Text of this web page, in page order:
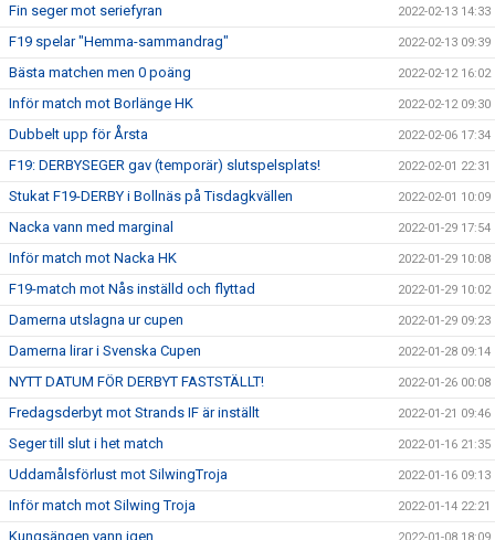
Fin seger mot seriefyran 2022-02-13 14:33
F19 spelar "Hemma-sammandrag" 2022-02-13 09:39
Bästa matchen men 0 poäng 2022-02-12 16:02
Inför match mot Borlänge HK 2022-02-12 09:30
Dubbelt upp för Årsta 2022-02-06 17:34
F19: DERBYSEGER gav (temporär) slutspelsplats! 2022-02-01 22:31
Stukat F19-DERBY i Bollnäs på Tisdagkvällen 2022-02-01 10:09
Nacka vann med marginal 2022-01-29 17:54
Inför match mot Nacka HK 2022-01-29 10:08
F19-match mot Nås inställd och flyttad 2022-01-29 10:02
Damerna utslagna ur cupen 2022-01-29 09:23
Damerna lirar i Svenska Cupen 2022-01-28 09:14
NYTT DATUM FÖR DERBYT FASTSTÄLLT! 2022-01-26 00:08
Fredagsderbyt mot Strands IF är inställt 2022-01-21 09:46
Seger till slut i het match 2022-01-16 21:35
Uddamålsförlust mot SilwingTroja 2022-01-16 09:13
Inför match mot Silwing Troja 2022-01-14 22:21
Kungsängen vann igen 2022-01-08 18:09